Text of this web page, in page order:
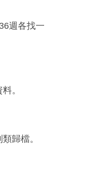
週各找一
。
歸檔。